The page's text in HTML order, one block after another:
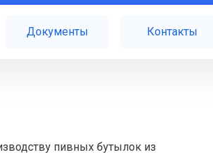
Документы Контакты
пивных бутылок из